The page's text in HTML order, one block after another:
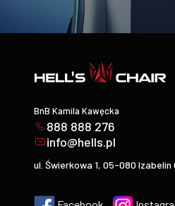
BnB Kamila Kawęcka
888 888 276
info@hells.pl
ul. Świerkowa 1, 05-080 Izabelin